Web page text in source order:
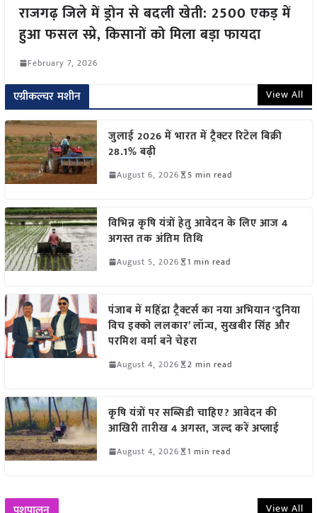
राजगढ़ जिले में ड्रोन से बदली खेती: 2500 एकड़ में
हुआ फसल स्प्रे, किसानों को मिला बड़ा फायदा
February 7, 2026
एग्रीकल्चर मशीन View All
जुलाई 2026 में भारत में ट्रैक्टर रिटेल बिक्री
28.1% बढ़ी
August 6, 2026 5 min read
विभिन्न कृषि यंत्रों हेतु आवेदन के लिए आज 4
अगस्त तक अंतिम तिथि
August 5, 2026 1 min read
पंजाब में महिंद्रा ट्रैक्टर्स का नया अभियान ‘दुनिया
विच इक्को ललकार’ लॉन्च, सुखबीर सिंह और
परमिश वर्मा बने चेहरा
August 4, 2026 2 min read
कृषि यंत्रों पर सब्सिडी चाहिए? आवेदन की
आखिरी तारीख 4 अगस्त, जल्द करें अप्लाई
August 4, 2026 1 min read
View All